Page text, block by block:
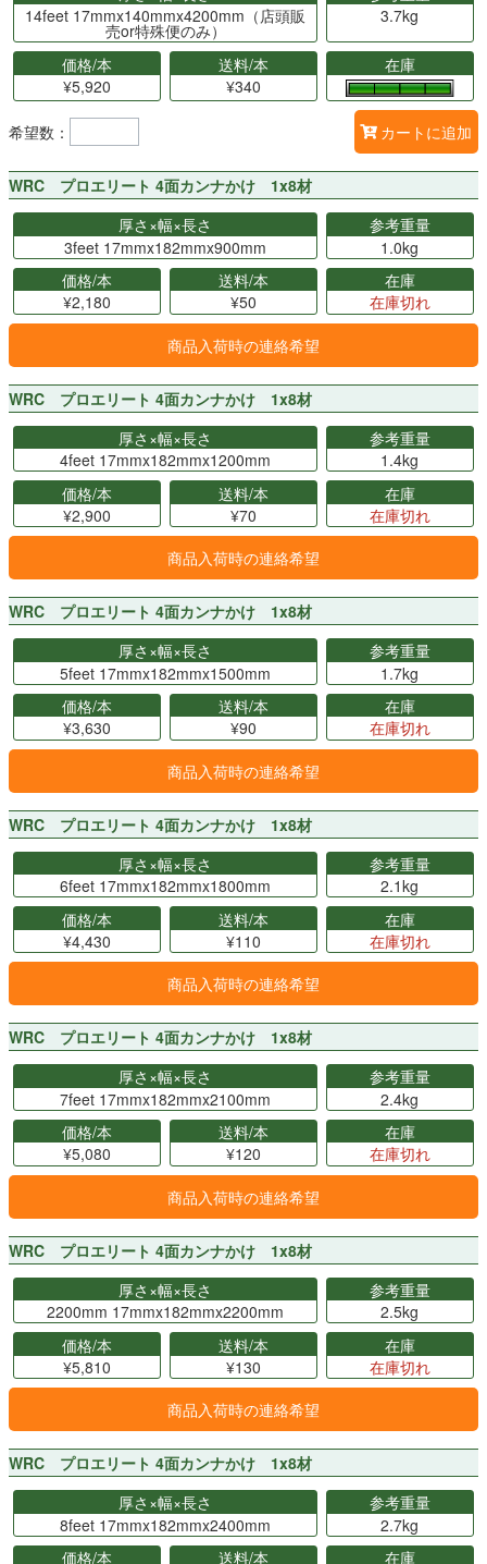
14feet 17mmx140mmx4200mm（店頭販
売or特殊便のみ）
3.7kg
価格/本
¥5,920
送料/本
¥340
在庫
希望数： カートに追加
WRC プロエリート 4面カンナかけ 1x8材
厚さ×幅×長さ
3feet 17mmx182mmx900mm
参考重量
1.0kg
価格/本
¥2,180
送料/本
¥50
在庫
在庫切れ
商品入荷時の連絡希望
WRC プロエリート 4面カンナかけ 1x8材
厚さ×幅×長さ
4feet 17mmx182mmx1200mm
参考重量
1.4kg
価格/本
¥2,900
送料/本
¥70
在庫
在庫切れ
商品入荷時の連絡希望
WRC プロエリート 4面カンナかけ 1x8材
厚さ×幅×長さ
5feet 17mmx182mmx1500mm
参考重量
1.7kg
価格/本
¥3,630
送料/本
¥90
在庫
在庫切れ
商品入荷時の連絡希望
WRC プロエリート 4面カンナかけ 1x8材
厚さ×幅×長さ
6feet 17mmx182mmx1800mm
参考重量
2.1kg
価格/本
¥4,430
送料/本
¥110
在庫
在庫切れ
商品入荷時の連絡希望
WRC プロエリート 4面カンナかけ 1x8材
厚さ×幅×長さ
7feet 17mmx182mmx2100mm
参考重量
2.4kg
価格/本
¥5,080
送料/本
¥120
在庫
在庫切れ
商品入荷時の連絡希望
WRC プロエリート 4面カンナかけ 1x8材
厚さ×幅×長さ
2200mm 17mmx182mmx2200mm
参考重量
2.5kg
価格/本
¥5,810
送料/本
¥130
在庫
在庫切れ
商品入荷時の連絡希望
WRC プロエリート 4面カンナかけ 1x8材
厚さ×幅×長さ
8feet 17mmx182mmx2400mm
参考重量
2.7kg
価格/本
送料/本
在庫